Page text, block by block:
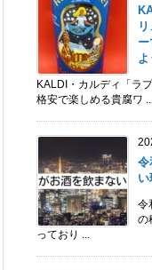
よ
KALDI・カルディ「ラ
格安で楽しめる貴腐ワ
令
い
令
の
っており ...